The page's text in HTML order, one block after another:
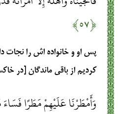
﴿۵۷﴾
پس او و خانواده‏ اش را نجات
كرديم از باقى‏ ماندگان [در
وَأَمْطَرْنَا عَلَيْهِمْ مَطَرًا